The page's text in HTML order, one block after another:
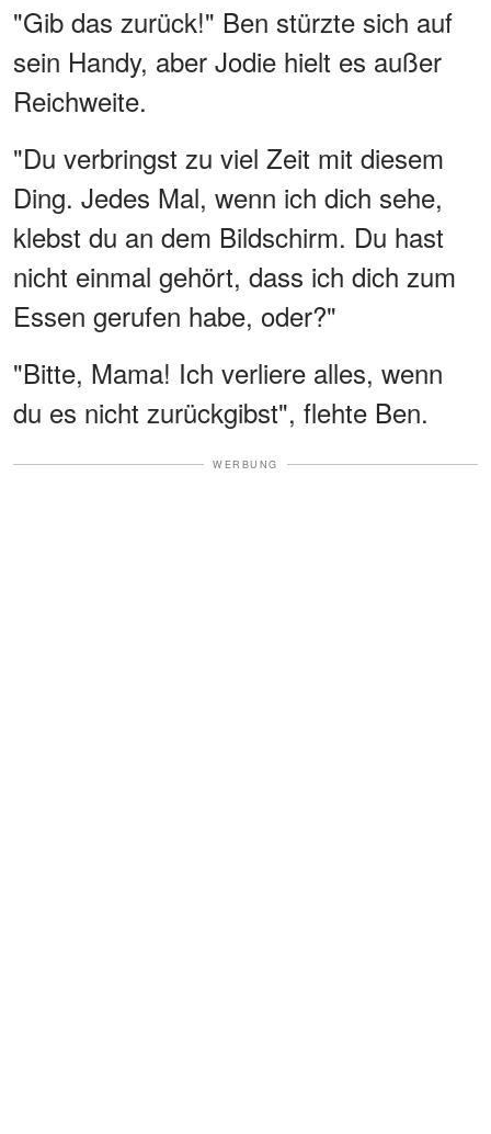
"Gib das zurück!" Ben stürzte sich auf
sein Handy, aber Jodie hielt es außer
Reichweite.
"Du verbringst zu viel Zeit mit diesem
Ding. Jedes Mal, wenn ich dich sehe,
klebst du an dem Bildschirm. Du hast
nicht einmal gehört, dass ich dich zum
Essen gerufen habe, oder?"
"Bitte, Mama! Ich verliere alles, wenn
du es nicht zurückgibst", flehte Ben.
WERBUNG